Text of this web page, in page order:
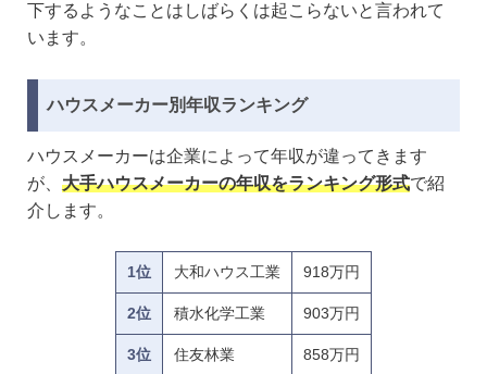
下するようなことはしばらくは起こらないと言われて
います。
ハウスメーカー別年収ランキング
ハウスメーカーは企業によって年収が違ってきます
が、 大手ハウスメーカーの年収をランキング形式で紹
介します。
1位 大和ハウス工業 918万円
2位 積水化学工業 903万円
3位 住友林業 858万円